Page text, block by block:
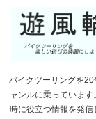
バイクツーリングを
ャンルに乗っていま
時に役立つ情報を発信